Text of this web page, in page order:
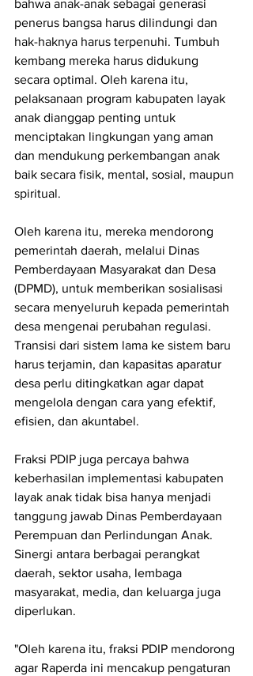
bahwa anak-anak sebagai generasi
penerus bangsa harus dilindungi dan
hak-haknya harus terpenuhi. Tumbuh
kembang mereka harus didukung
secara optimal. Oleh karena itu,
pelaksanaan program kabupaten layak
anak dianggap penting untuk
menciptakan lingkungan yang aman
dan mendukung perkembangan anak
baik secara fisik, mental, sosial, maupun
spiritual.
Oleh karena itu, mereka mendorong
pemerintah daerah, melalui Dinas
Pemberdayaan Masyarakat dan Desa
(DPMD), untuk memberikan sosialisasi
secara menyeluruh kepada pemerintah
desa mengenai perubahan regulasi.
Transisi dari sistem lama ke sistem baru
harus terjamin, dan kapasitas aparatur
desa perlu ditingkatkan agar dapat
mengelola dengan cara yang efektif,
efisien, dan akuntabel.
Fraksi PDIP juga percaya bahwa
keberhasilan implementasi kabupaten
layak anak tidak bisa hanya menjadi
tanggung jawab Dinas Pemberdayaan
Perempuan dan Perlindungan Anak.
Sinergi antara berbagai perangkat
daerah, sektor usaha, lembaga
masyarakat, media, dan keluarga juga
diperlukan.
"Oleh karena itu, fraksi PDIP mendorong
agar Raperda ini mencakup pengaturan